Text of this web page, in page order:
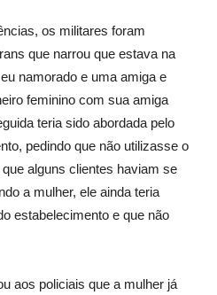
os militares foram
que narrou que estava na
namorado e uma amiga e
feminino com sua amiga
teria sido abordada pelo
pedindo que não utilizasse o
alguns clientes haviam se
a mulher, ele ainda teria
estabelecimento e que não
aos policiais que a mulher já